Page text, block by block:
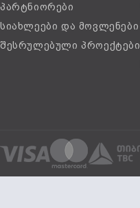
პარტნიორები
სიახლეები და მოვლენები
შესრულებული პროექტები